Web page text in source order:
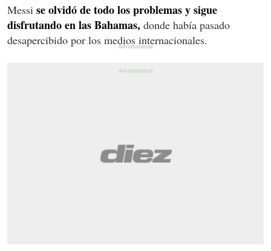
Messi se olvidó de todo los problemas y sigue
disfrutando en las Bahamas, donde había pasado
desapercibido por los medios internacionales.